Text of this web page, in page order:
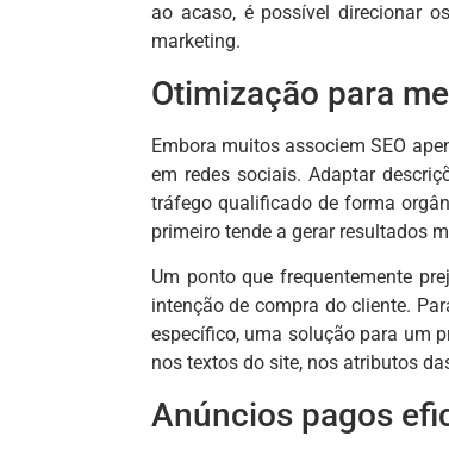
ao acaso, é possível direcionar
marketing.
Otimização para
Embora muitos associem SEO
em redes sociais. Adaptar
tráfego qualificado de forma
primeiro tende a gerar resultados
Um ponto que frequentemente
intenção de compra do cliente.
específico, uma solução para um
nos textos do site, nos atributos
Anúncios pagos